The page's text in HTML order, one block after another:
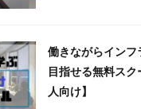
働きながらインフ
目指せる無料ス
人向け】